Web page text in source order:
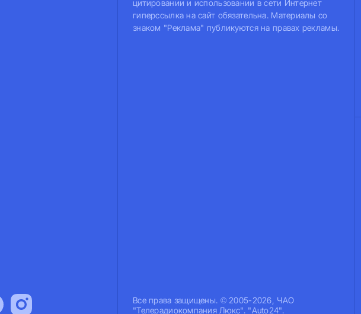
цитировании и использовании в сети Интернет
гиперссылка на сайт обязательна. Материалы со
знаком "Реклама" публикуются на правах рекламы.
Все права защищены. © 2005-2026, ЧАО
"Телерадиокомпания Люкс". "Auto24".